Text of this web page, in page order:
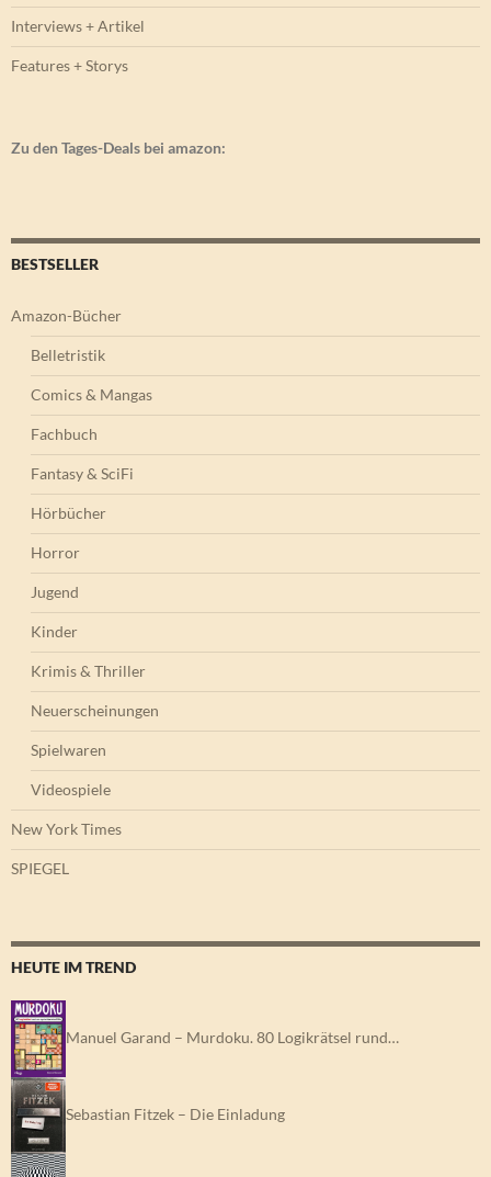
Interviews + Artikel
Features + Storys
Zu den Tages-Deals bei amazon:
BESTSELLER
Amazon-Bücher
Belletristik
Comics & Mangas
Fachbuch
Fantasy & SciFi
Hörbücher
Horror
Jugend
Kinder
Krimis & Thriller
Neuerscheinungen
Spielwaren
Videospiele
New York Times
SPIEGEL
HEUTE IM TREND
Manuel Garand – Murdoku. 80 Logikrätsel rund…
Sebastian Fitzek – Die Einladung